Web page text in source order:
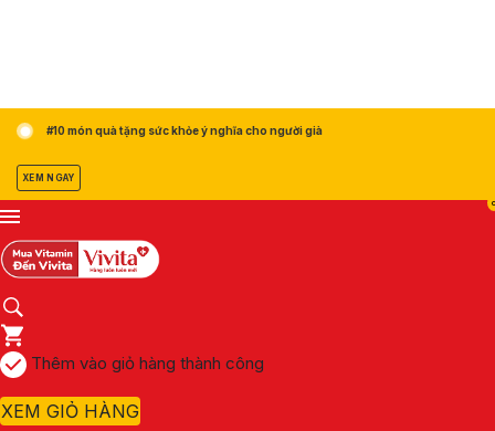
#10 món quà tặng sức khỏe ý nghĩa cho người già
XEM NGAY
0
Thêm vào giỏ hàng thành công
XEM GIỎ HÀNG